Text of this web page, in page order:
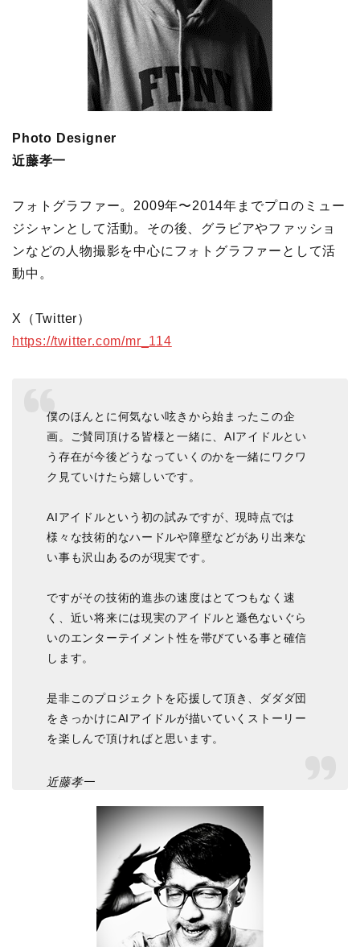
Photo Designer
近藤孝一
フォトグラファー。2009年〜2014年までプロのミュー
ジシャンとして活動。その後、グラビアやファッショ
ンなどの人物撮影を中心にフォトグラファーとして活
動中。
X（Twitter）
https://twitter.com/mr_114
僕のほんとに何気ない呟きから始まったこの企
画。ご賛同頂ける皆様と一緒に、AIアイドルとい
う存在が今後どうなっていくのかを一緒にワクワ
ク見ていけたら嬉しいです。
AIアイドルという初の試みですが、現時点では
様々な技術的なハードルや障壁などがあり出来な
い事も沢山あるのが現実です。
ですがその技術的進歩の速度はとてつもなく速
く、近い将来には現実のアイドルと遜色ないぐら
いのエンターテイメント性を帯びている事と確信
します。
是非このプロジェクトを応援して頂き、ダダダ団
をきっかけにAIアイドルが描いていくストーリー
を楽しんで頂ければと思います。
近藤孝一